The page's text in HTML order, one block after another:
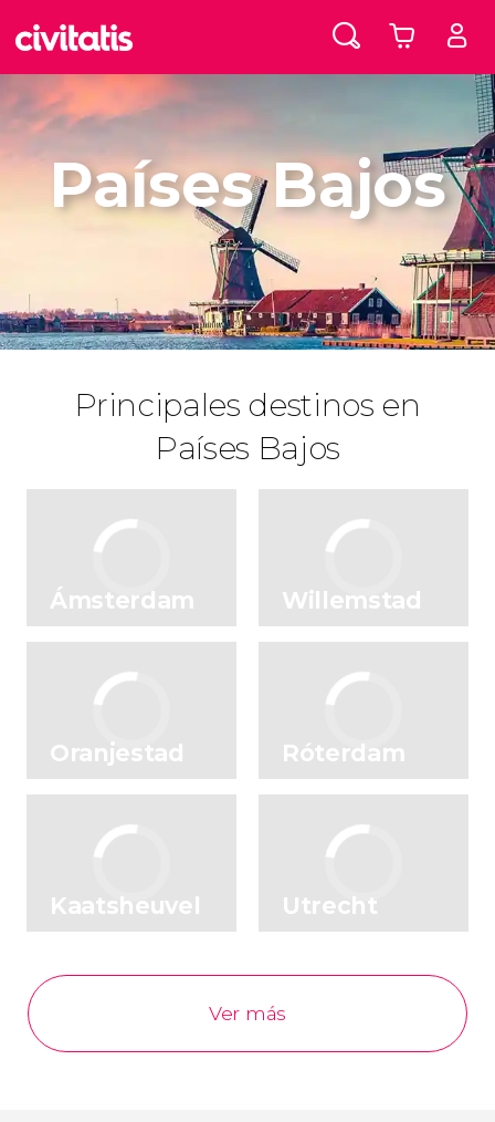
Países Bajos
Principales destinos en
Países Bajos
Ámsterdam Willemstad
Oranjestad Róterdam
Kaatsheuvel Utrecht
Ver más